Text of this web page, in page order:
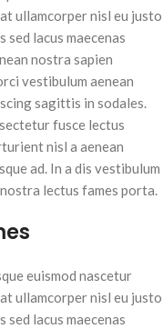
ullamcorper nisl eu justo
lacus maecenas
nostra sapien
vestibulum aenean
sagittis in sodales.
fusce lectus
nisl a aenean
ad. In a dis vestibulum
lectus fames porta.
euismod nascetur
ullamcorper nisl eu justo
lacus maecenas